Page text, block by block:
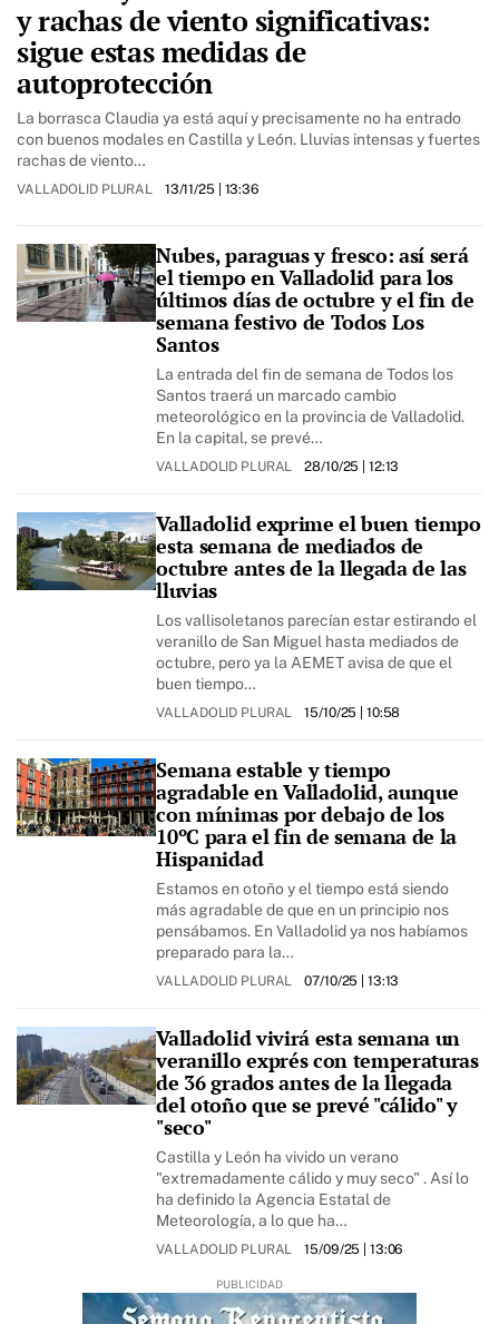
y rachas de viento significativas:
sigue estas medidas de
autoprotección
La borrasca Claudia ya está aquí y precisamente no ha entrado
con buenos modales en Castilla y León. Lluvias intensas y fuertes
rachas de viento…
VALLADOLID PLURAL 13/11/25 | 13:36
Nubes, paraguas y fresco: así será
el tiempo en Valladolid para los
últimos días de octubre y el fin de
semana festivo de Todos Los
Santos
La entrada del fin de semana de Todos los
Santos traerá un marcado cambio
meteorológico en la provincia de Valladolid.
En la capital, se prevé…
VALLADOLID PLURAL 28/10/25 | 12:13
Valladolid exprime el buen tiempo
esta semana de mediados de
octubre antes de la llegada de las
lluvias
Los vallisoletanos parecían estar estirando el
veranillo de San Miguel hasta mediados de
octubre, pero ya la AEMET avisa de que el
buen tiempo…
VALLADOLID PLURAL 15/10/25 | 10:58
Semana estable y tiempo
agradable en Valladolid, aunque
con mínimas por debajo de los
10ºC para el fin de semana de la
Hispanidad
Estamos en otoño y el tiempo está siendo
más agradable de que en un principio nos
pensábamos. En Valladolid ya nos habíamos
preparado para la…
VALLADOLID PLURAL 07/10/25 | 13:13
Valladolid vivirá esta semana un
veranillo exprés con temperaturas
de 36 grados antes de la llegada
del otoño que se prevé "cálido" y
"seco"
Castilla y León ha vivido un verano
"extremadamente cálido y muy seco" . Así lo
ha definido la Agencia Estatal de
Meteorología, a lo que ha…
VALLADOLID PLURAL 15/09/25 | 13:06